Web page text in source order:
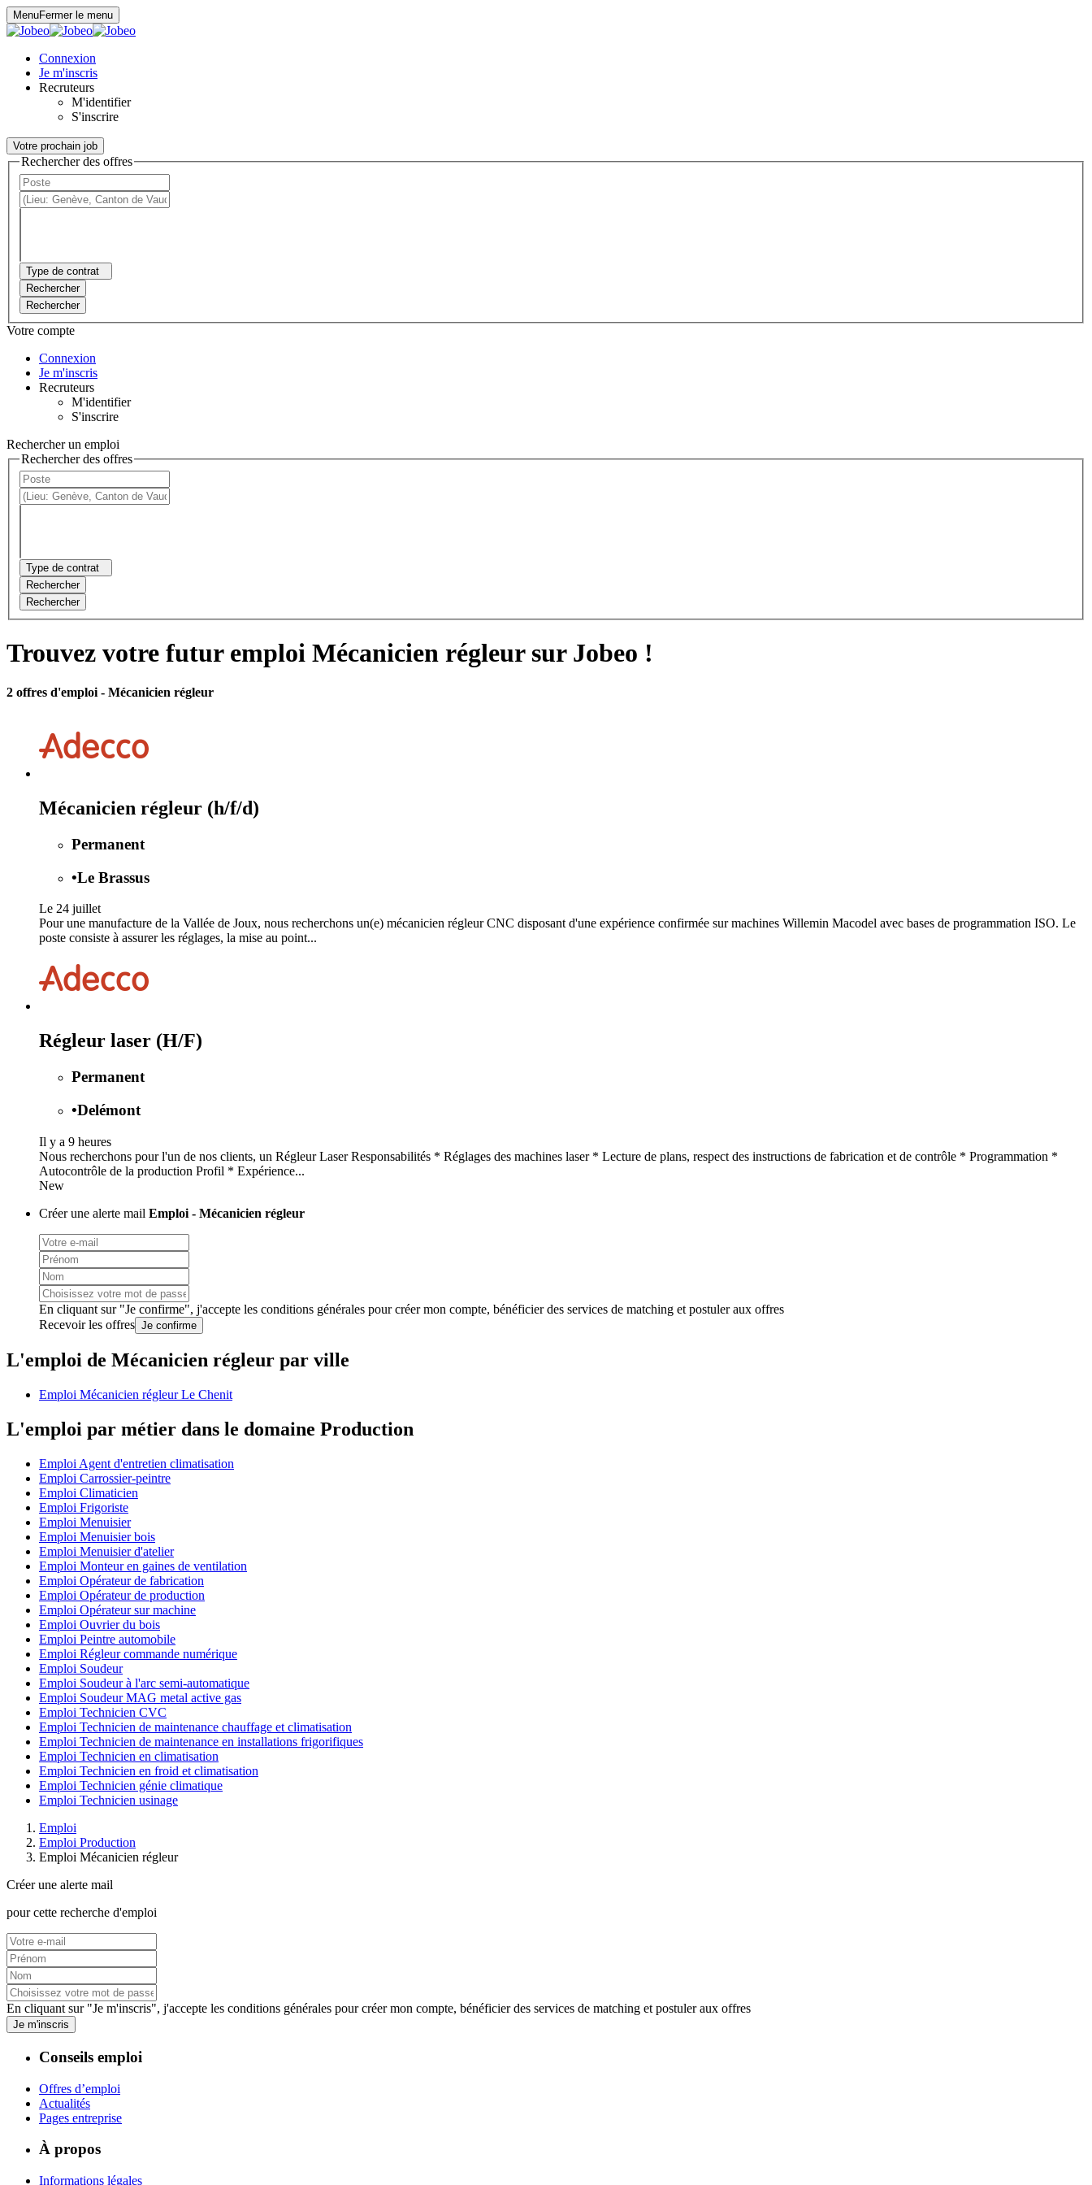
MenuFermer le menu
Connexion
Je m'inscris
Recruteurs
M'identifier
S'inscrire
Votre prochain job
Rechercher des offres
Type de contrat
Rechercher
Rechercher
Votre compte
Connexion
Je m'inscris
Recruteurs
M'identifier
S'inscrire
Rechercher un emploi
Rechercher des offres
Type de contrat
Rechercher
Rechercher
Trouvez votre futur emploi Mécanicien régleur sur Jobeo !
2 offres d'emploi - Mécanicien régleur
Mécanicien régleur (h/f/d)
Permanent
•Le Brassus
Le 24 juillet
Pour une manufacture de la Vallée de Joux, nous recherchons un(e) mécanicien régleur CNC disposant d'une expérience confirmée sur machines Willemin Macodel avec bases de programmation ISO. Le
poste consiste à assurer les réglages, la mise au point...
Régleur laser (H/F)
Permanent
•Delémont
Il y a 9 heures
Nous recherchons pour l'un de nos clients, un Régleur Laser Responsabilités * Réglages des machines laser * Lecture de plans, respect des instructions de fabrication et de contrôle * Programmation *
Autocontrôle de la production Profil * Expérience...
New
Créer une alerte mail Emploi - Mécanicien régleur
En cliquant sur "Je confirme", j'accepte les conditions générales pour créer mon compte, bénéficier des services de matching et postuler aux offres
Recevoir les offres Je confirme
L'emploi de Mécanicien régleur par ville
Emploi Mécanicien régleur Le Chenit
L'emploi par métier dans le domaine Production
Emploi Agent d'entretien climatisation
Emploi Carrossier-peintre
Emploi Climaticien
Emploi Frigoriste
Emploi Menuisier
Emploi Menuisier bois
Emploi Menuisier d'atelier
Emploi Monteur en gaines de ventilation
Emploi Opérateur de fabrication
Emploi Opérateur de production
Emploi Opérateur sur machine
Emploi Ouvrier du bois
Emploi Peintre automobile
Emploi Régleur commande numérique
Emploi Soudeur
Emploi Soudeur à l'arc semi-automatique
Emploi Soudeur MAG metal active gas
Emploi Technicien CVC
Emploi Technicien de maintenance chauffage et climatisation
Emploi Technicien de maintenance en installations frigorifiques
Emploi Technicien en climatisation
Emploi Technicien en froid et climatisation
Emploi Technicien génie climatique
Emploi Technicien usinage
Emploi
Emploi Production
Emploi Mécanicien régleur
Créer une alerte mail
pour cette recherche d'emploi
En cliquant sur "Je m'inscris", j'accepte les conditions générales pour créer mon compte, bénéficier des services de matching et postuler aux offres
Je m'inscris
Conseils emploi
Offres d’emploi
Actualités
Pages entreprise
À propos
Informations légales
Panneau de gestion des cookies